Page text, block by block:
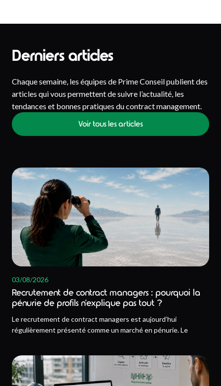
Derniers articles
Chaque semaine, les équipes de Prime Conseil publient des
articles qui vous permettent de suivre l’actualité, les
tendances et bonnes pratiques du contract management.
Voir tous les articles
03/08/2026
Recrutement de contract managers : pourquoi la
pénurie de profils n’explique pas tout ?
Le recrutement de contract managers est aujourd’hui
régulièrement présenté comme un marché en pénurie. Le